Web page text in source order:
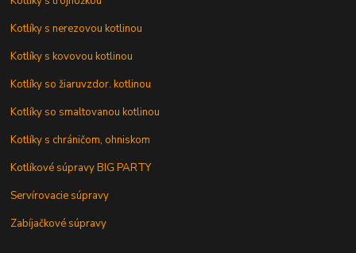
Kotlíky s nerezovou kotlinou
Kotlíky s kovovou kotlinou
Kotlíky so žiaruvzdor. kotlinou
Kotlíky so smaltovanou kotlinou
Kotlíky s chráničom, ohniskom
Kotlíkové súpravy BIG PARTY
Servírovacie súpravy
Zabíjačkové súpravy